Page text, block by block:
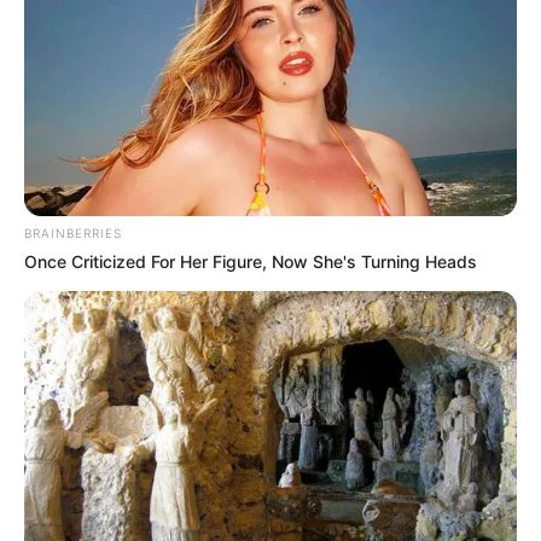
szigorú diétáztatás és a túlterhelés vezethetett
oda, hogy a lánya többször fáradásos csonttörést
szenvedett. Az ügy különösen nagy visszhangot
kapott, miután két héttel ezelőtt Kocsis Evelin
Viktória édesanyja, Kocsis Ildikó Facebook-
bejegyzésben számolt be a lányát érő
megaláztatásokról. Kocsis Evelin Viktória 2020-
ban buzogánygyakorlatával junior Európa-bajnoki
bronzérmet nyert, később azonban visszavonult.
A szövetségi elnök megerősítette a lemondást
Szerdán kiderült, hogy Deutsch-Lazsányi Erika
lemondott a Magyar Torna Szövetségből egy éve
kivált Magyar Ritmikus Gimnasztika Szakszövetség
Technikai Bizottságának elnöki pozíciójáról. Ezt
BRAINBERRIES
Once Criticized For Her Figure, Now She's Turning Heads